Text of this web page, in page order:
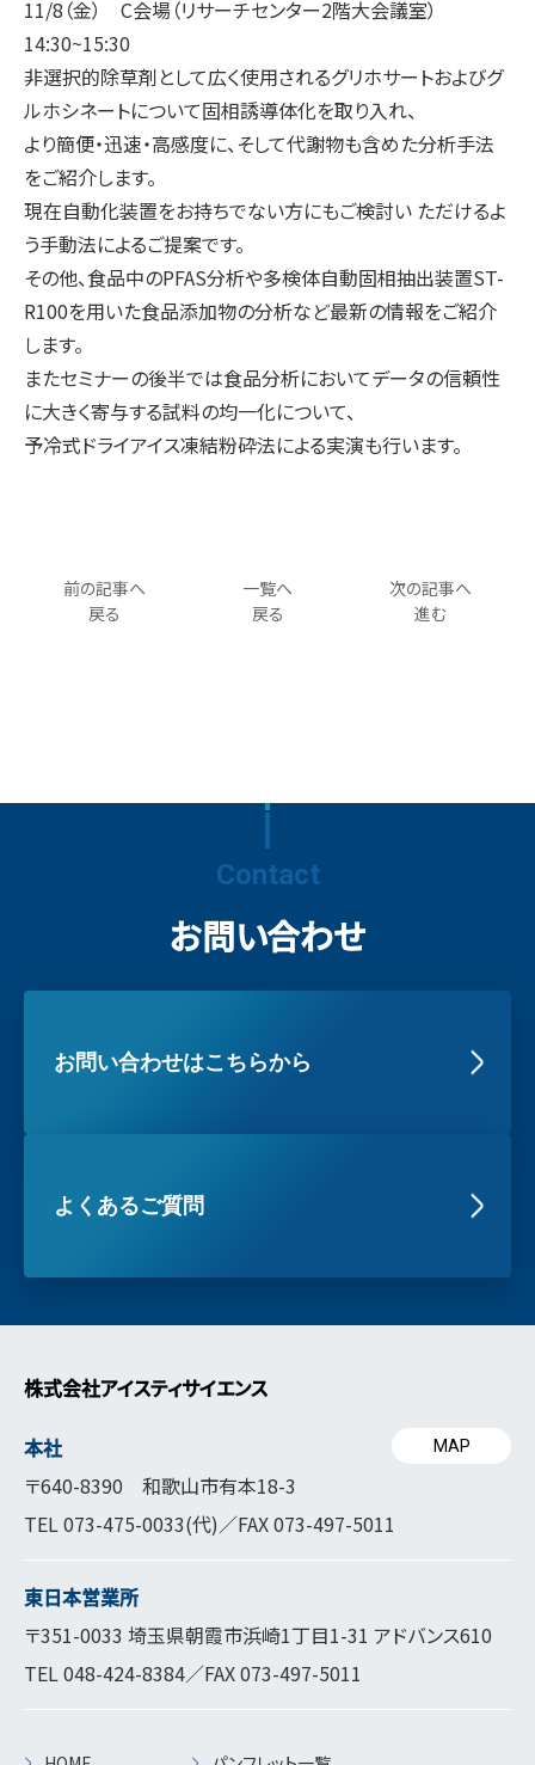
11/8（金） C会場（リサーチセンター2階大会議室）
14:30~15:30
非選択的除草剤として広く使用されるグリホサートおよびグ
ルホシネートについて固相誘導体化を取り入れ、
より簡便・迅速・高感度に、そして代謝物も含めた分析手法
をご紹介します。
現在自動化装置をお持ちでない方にもご検討い ただけるよ
う手動法によるご提案です。
その他、食品中のPFAS分析や多検体自動固相抽出装置ST-
R100を用いた食品添加物の分析など最新の情報をご紹介
します。
またセミナーの後半では食品分析においてデータの信頼性
に大きく寄与する試料の均一化について、
予冷式ドライアイス凍結粉砕法による実演も行います。
一覧へ
戻る
前の記事へ
戻る
次の記事へ
進む
Contact
お問い合わせ
お問い合わせはこちらから
よくあるご質問
株式会社アイスティサイエンス
本社
〒640-8390 和歌山市有本18-3
TEL073-475-0033(代)／FAX 073-497-5011
MAP
東日本営業所
〒351-0033 埼玉県朝霞市浜崎1丁目1-31 アドバンス610
TEL048-424-8384／FAX 073-497-5011